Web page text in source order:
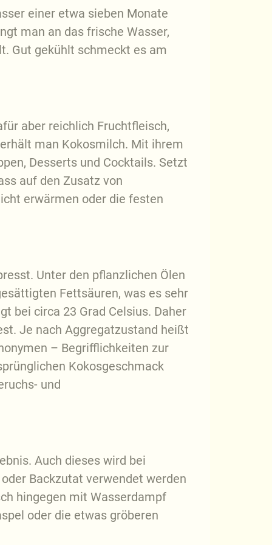
einer etwa sieben Monate
man an das frische Wasser,
Gut gekühlt schmeckt es am
aber reichlich Fruchtfleisch,
man Kokosmilch. Mit ihrem
Desserts und Cocktails. Setzt
auf den Zusatz von
erwärmen oder die festen
Unter den pflanzlichen Ölen
Fettsäuren, was es sehr
bei circa 23 Grad Celsius. Daher
Je nach Aggregatzustand heißt
– Begrifflichkeiten zur
Kokosgeschmack
und
Auch dieses wird bei
Backzutat verwendet werden
hingegen mit Wasserdampf
oder die etwas gröberen